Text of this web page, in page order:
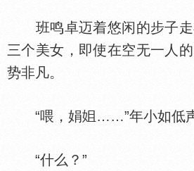
班鸣卓迈着悠闲的步子走
三个美女，即使在空无一人
势非凡。
“喂，娟 ……”年小如低
“什么？”